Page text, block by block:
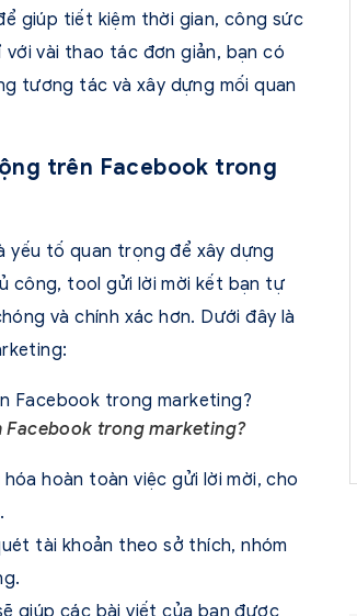
giúp tiết kiệm thời gian, công sức
với vài thao tác đơn giản, bạn có
tương tác và xây dựng mối quan
trên Facebook trong
yếu tố quan trọng để xây dựng
công, tool gửi lời mời kết bạn tự
và chính xác hơn. Dưới đây là
trong marketing?
hoàn toàn việc gửi lời mời, cho
tài khoản theo sở thích, nhóm
giúp các bài viết của bạn được